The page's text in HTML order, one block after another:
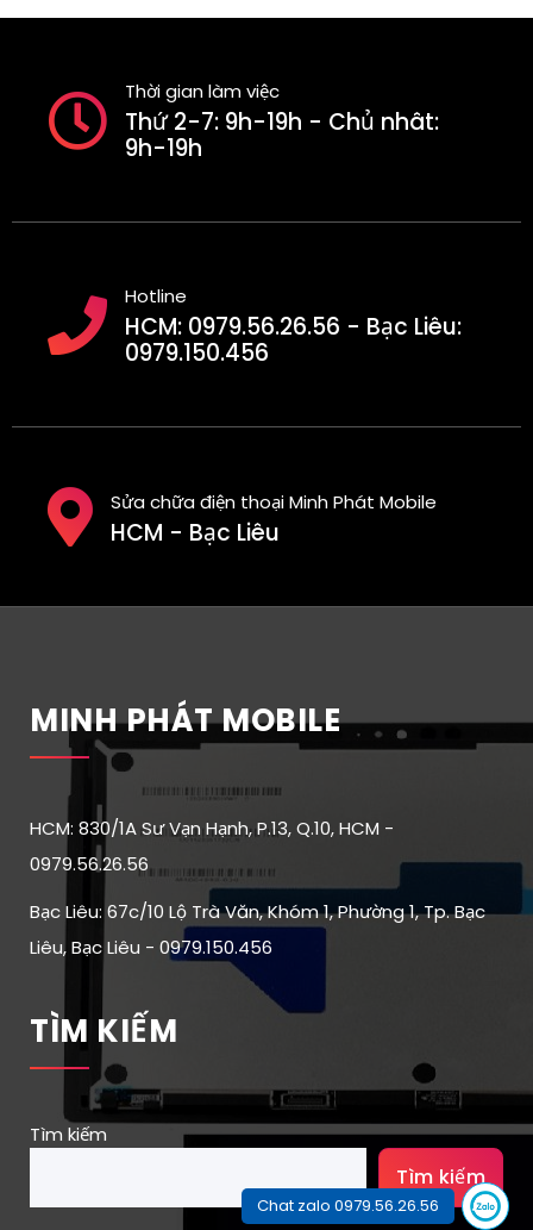
Thời gian làm việc
Thứ 2-7: 9h-19h - Chủ nhât:
9h-19h
Hotline
HCM: 0979.56.26.56 - Bạc Liêu:
0979.150.456
Sửa chữa điện thoại Minh Phát Mobile
HCM - Bạc Liêu
MINH PHÁT MOBILE
HCM: 830/1A Sư Vạn Hạnh, P.13, Q.10, HCM -
0979.56.26.56
Bạc Liêu: 67c/10 Lộ Trà Văn, Khóm 1, Phường 1, Tp. Bạc
Liêu, Bạc Liêu - 0979.150.456
TÌM KIẾM
Tìm kiếm
Tìm kiếm
Chat zalo 0979.56.26.56